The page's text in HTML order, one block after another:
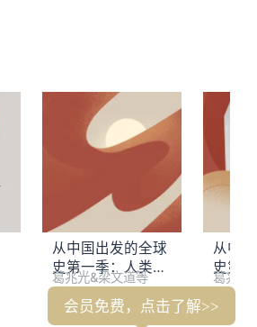
会员免费，点击了解>>
从中国出发的全球
史第一季：人类文
明的共同起点
葛兆光&梁文道等
从中
史第
移民
葛兆光